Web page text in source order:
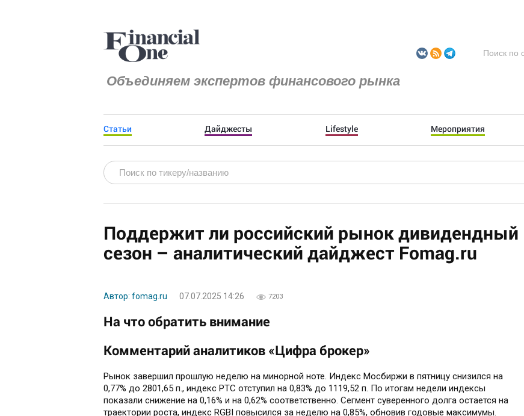
Объединяем экспертов финансового рынка
Статьи Дайджесты Lifestyle Мероприятия
Поддержит ли российский рынок дивидендный
сезон – аналитический дайджест Fomag.ru
Автор: fomag.ru 07.07.2025 14:26 7203
На что обратить внимание
Комментарий аналитиков «Цифра брокер»
Рынок завершил прошлую неделю на минорной ноте. Индекс Мосбиржи в пятницу снизился на
0,77% до 2801,65 п., индекс РТС отступил на 0,83% до 1119,52 п. По итогам недели индексы
показали снижение на 0,16% и на 0,62% соответственно. Cегмент суверенного долга остается на
траектории роста, индекс RGBI повысился за неделю на 0,85%, обновив годовые максимумы.